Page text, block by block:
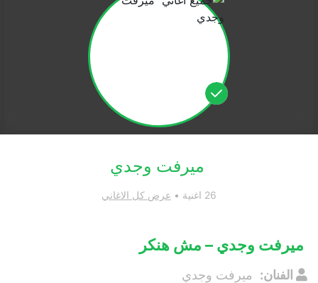
ميرفت وجدي
26 اغنية • عرض كل الاغاني
ميرفت وجدي – مش هنكر
الفنان:
ميرفت وجدي